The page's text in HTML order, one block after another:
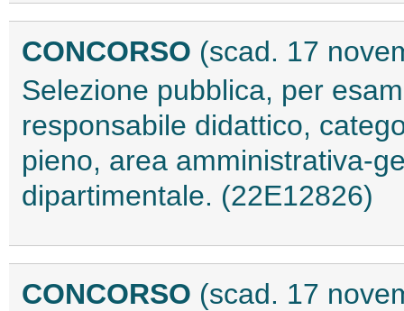
CONCORSO (scad. 17
Selezione pubblica, per
responsabile didattico,
pieno, area amministrativa-
dipartimentale. (22E12826)
CONCORSO (scad. 17